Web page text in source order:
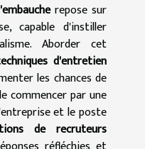
repose sur
capable d'instiller
Aborder cet
d'entretien
les chances de
commencer par une
et le poste
de recruteurs